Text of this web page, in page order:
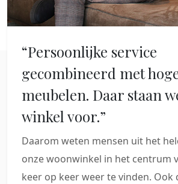
“Persoonlijke service
gecombineerd met
meubelen. Daar staan
winkel voor.”
Daarom weten mensen uit het
onze woonwinkel in het centrum
keer op keer weer te vinden. Ook